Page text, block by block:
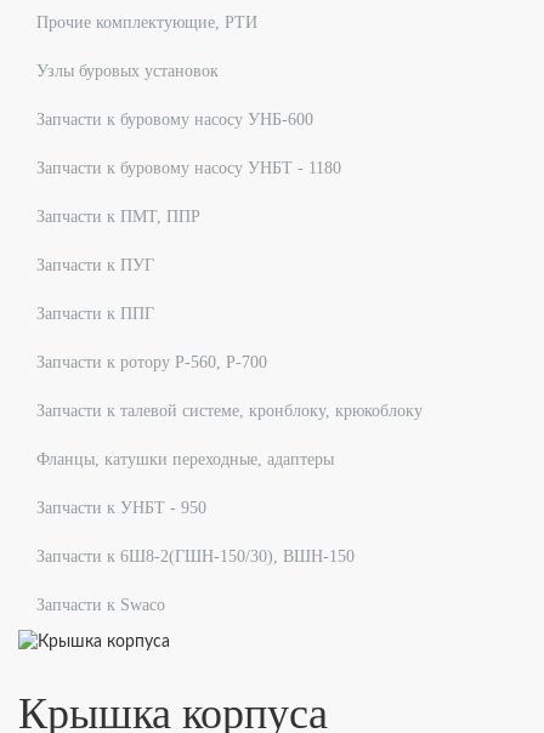
Прочие комплектующие, РТИ
Узлы буровых установок
Запчасти к буровому насосу УНБ-600
Запчасти к буровому насосу УНБТ - 1180
Запчасти к ПМТ, ППР
Запчасти к ПУГ
Запчасти к ППГ
Запчасти к ротору Р-560, Р-700
Запчасти к талевой системе, кронблоку, крюкоблоку
Фланцы, катушки переходные, адаптеры
Запчасти к УНБТ - 950
Запчасти к 6Ш8-2(ГШН-150/30), ВШН-150
Запчасти к Swaco
Крышка корпуса